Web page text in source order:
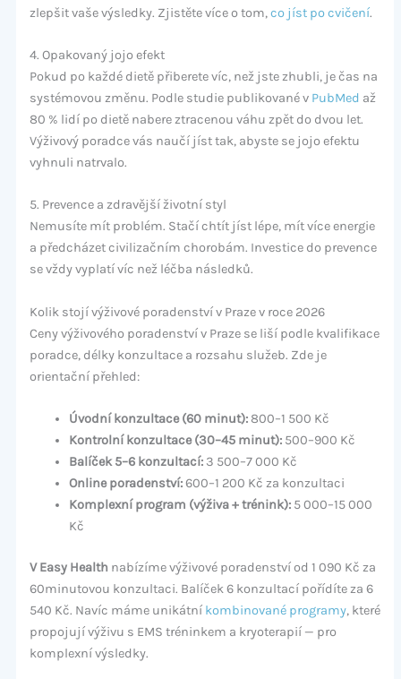
zlepšit vaše výsledky. Zjistěte více o tom,co jíst po cvičení.
4. Opakovaný jojo efekt
Pokud po každé dietě přiberete víc, než jste zhubli, je čas na
systémovou změnu. Podle studie publikované v PubMed až
80 % lidí po dietě nabere ztracenou váhu zpět do dvou let.
Výživový poradce vás naučí jíst tak, abyste se jojo efektu
vyhnuli natrvalo.
5. Prevence a zdravější životní styl
Nemusíte mít problém. Stačí chtít jíst lépe, mít více energie
a předcházet civilizačním chorobám. Investice do prevence
se vždy vyplatí víc než léčba následků.
Kolik stojí výživové poradenství v Praze v roce 2026
Ceny výživového poradenství v Praze se liší podle kvalifikace
poradce, délky konzultace a rozsahu služeb. Zde je
orientační přehled:
Úvodní konzultace (60 minut):800–1 500 Kč
Kontrolní konzultace (30–45 minut):500–900 Kč
Balíček 5–6 konzultací:3 500–7 000 Kč
Online poradenství:600–1 200 Kč za konzultaci
Komplexní program (výživa + trénink):5 000–15 000
Kč
V Easy Health nabízíme výživové poradenství od 1 090 Kč za
60minutovou konzultaci. Balíček 6 konzultací pořídíte za 6
540 Kč. Navíc máme unikátní kombinované programy, které
propojují výživu s EMS tréninkem a kryoterapií — pro
komplexní výsledky.